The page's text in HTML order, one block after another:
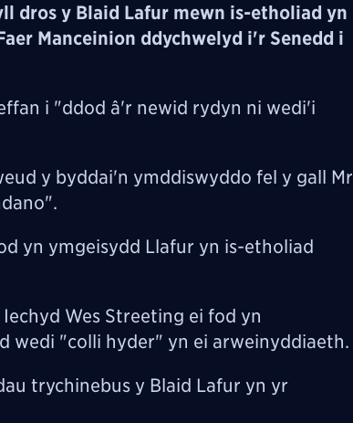
dros y Blaid Lafur mewn is-etholiad yn
Manceinion ddychwelyd i'r Senedd i
i "ddod â'r newid rydyn ni wedi'i
y byddai'n ymddiswyddo fel y gall Mr
yn ymgeisydd Llafur yn is-etholiad
Wes Streeting ei fod yn
wedi "colli hyder" yn ei arweinyddiaeth.
trychinebus y Blaid Lafur yn yr